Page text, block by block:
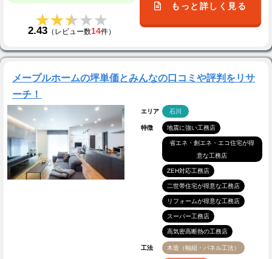
★★★★★
★★★★★
2.43 （レビュー数14件）
もっと詳しく見る
メープルホームの坪単価とみんなの口コミや評判をリサ
ーチ！
エリア 石川
特徴 地震に強い工務店
省エネ・創エネ・エコ住宅が得
意な工務店
ZEH対応工務店
二世帯住宅が得意な工務店
リフォームが得意な工務店
スーパー工務店
高気密高断熱の工務店
工法 木造（軸組・パネル工法）